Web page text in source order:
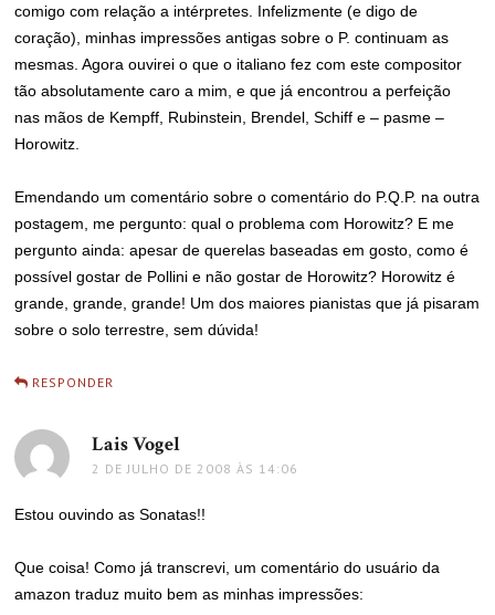
comigo com relação a intérpretes. Infelizmente (e digo de
coração), minhas impressões antigas sobre o P. continuam as
mesmas. Agora ouvirei o que o italiano fez com este compositor
tão absolutamente caro a mim, e que já encontrou a perfeição
nas mãos de Kempff, Rubinstein, Brendel, Schiff e – pasme –
Horowitz.
Emendando um comentário sobre o comentário do P.Q.P. na outra
postagem, me pergunto: qual o problema com Horowitz? E me
pergunto ainda: apesar de querelas baseadas em gosto, como é
possível gostar de Pollini e não gostar de Horowitz? Horowitz é
grande, grande, grande! Um dos maiores pianistas que já pisaram
sobre o solo terrestre, sem dúvida!
RESPONDER
Lais Vogel
2 DE JULHO DE 2008 ÀS 14:06
Estou ouvindo as Sonatas!!
Que coisa! Como já transcrevi, um comentário do usuário da
amazon traduz muito bem as minhas impressões: